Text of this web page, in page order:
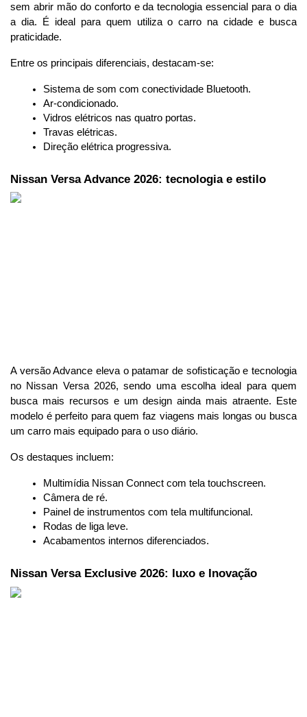
sem abrir mão do conforto e da tecnologia essencial para o dia
a dia. É ideal para quem utiliza o carro na cidade e busca
praticidade.
Entre os principais diferenciais, destacam-se:
Sistema de som com conectividade Bluetooth.
Ar-condicionado.
Vidros elétricos nas quatro portas.
Travas elétricas.
Direção elétrica progressiva.
Nissan Versa Advance 2026: tecnologia e estilo
A versão Advance eleva o patamar de sofisticação e tecnologia
no Nissan Versa 2026, sendo uma escolha ideal para quem
busca mais recursos e um design ainda mais atraente. Este
modelo é perfeito para quem faz viagens mais longas ou busca
um carro mais equipado para o uso diário.
Os destaques incluem:
Multimídia Nissan Connect com tela touchscreen.
Câmera de ré.
Painel de instrumentos com tela multifuncional.
Rodas de liga leve.
Acabamentos internos diferenciados.
Nissan Versa Exclusive 2026: luxo e Inovação